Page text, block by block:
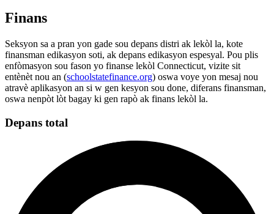
Finans
Seksyon sa a pran yon gade sou depans distri ak lekòl la, kote
finansman edikasyon soti, ak depans edikasyon espesyal. Pou plis
enfòmasyon sou fason yo finanse lekòl Connecticut, vizite sit
entènèt nou an (schoolstatefinance.org) oswa voye yon mesaj nou
atravè aplikasyon an si w gen kesyon sou done, diferans finansman,
oswa nenpòt lòt bagay ki gen rapò ak finans lekòl la.
Depans total